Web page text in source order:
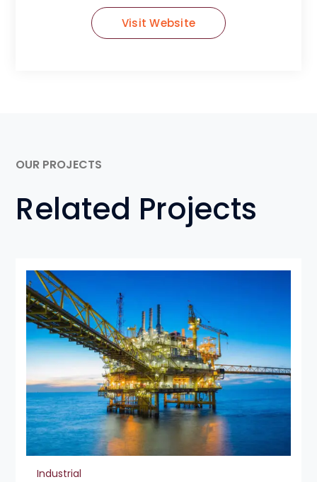
Visit Website
OUR PROJECTS
Related Projects
Industrial